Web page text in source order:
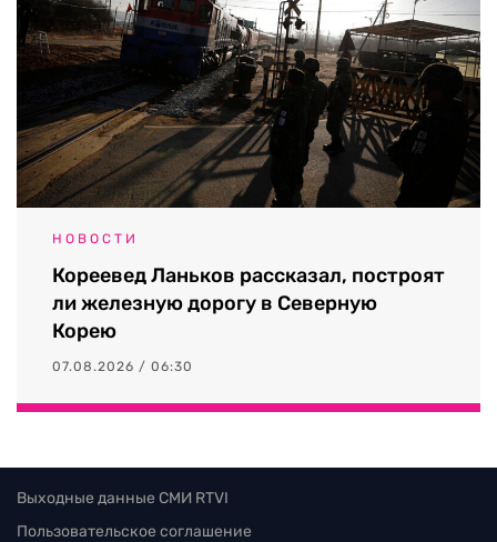
НОВОСТИ
Кореевед Ланьков рассказал, построят
ли железную дорогу в Северную
Корею
07.08.2026 / 06:30
Выходные данные СМИ RTVI
Пользовательское соглашение